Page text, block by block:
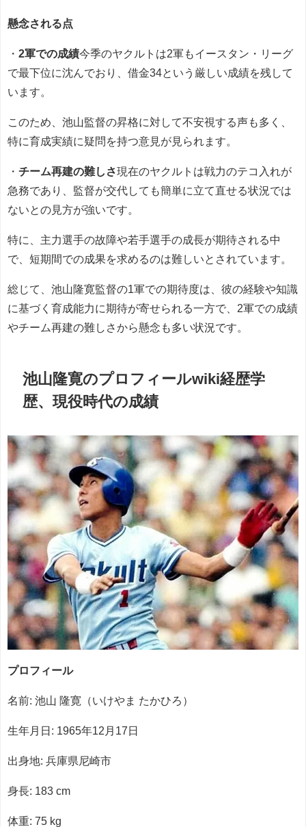
懸念される点
・ 2軍での成績今季のヤクルトは2軍もイースタン・リーグ
で最下位に沈んでおり、借金34という厳しい成績を残して
います。
このため、池山監督の昇格に対して不安視する声も多く、
特に育成実績に疑問を持つ意見が見られます。
・ チーム再建の難しさ現在のヤクルトは戦力のテコ入れが
急務であり、監督が交代しても簡単に立て直せる状況では
ないとの見方が強いです。
特に、主力選手の故障や若手選手の成長が期待される中
で、短期間での成果を求めるのは難しいとされています。
総じて、池山隆寛監督の1軍での期待度は、彼の経験や知識
に基づく育成能力に期待が寄せられる一方で、2軍での成績
やチーム再建の難しさから懸念も多い状況です。
池山隆寛のプロフィールwiki経歴学
歴、現役時代の成績
プロフィール
名前: 池山 隆寛（いけやま たかひろ）
生年月日: 1965年12月17日
出身地: 兵庫県尼崎市
身長: 183 cm
体重: 75 kg